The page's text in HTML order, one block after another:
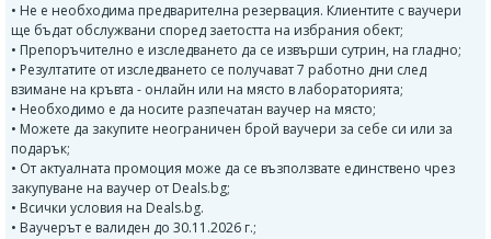
• Не е необходима предварителна резервация. Клиентите с ваучери
ще бъдат обслужвани според заетостта на избрания обект;
• Препоръчително е изследването да се извърши сутрин, на гладно;
• Резултатите от изследването се получават 7 работно дни след
взимане на кръвта - онлайн или на място в лабораторията;
• Необходимо е да носите разпечатан ваучер на място;
• Можете да закупите неограничен брой ваучери за себе си или за
подарък;
• От актуалната промоция може да се възползвате единствено чрез
закупуване на ваучер от Deals.bg;
• Всички условия на Deals.bg.
• Ваучерът е валиден до 30.11.2026 г.;